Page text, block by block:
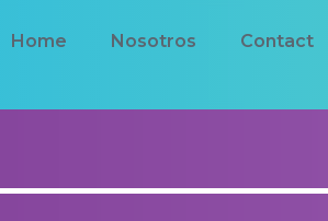
Home Nosotros Contact